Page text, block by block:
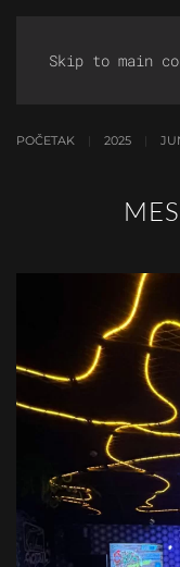
Skip to main
POČETAK 2025